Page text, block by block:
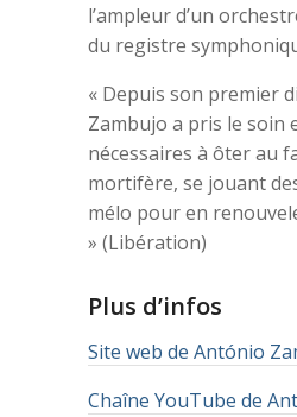
l’ampleur d’un
du registre
« Depuis son premier
Zambujo a pris le soin
nécessaires à ôter au
mortifère, se jouant
mélo pour en
» (Libération)
Plus d’infos
Site web de António
Chaîne YouTube de